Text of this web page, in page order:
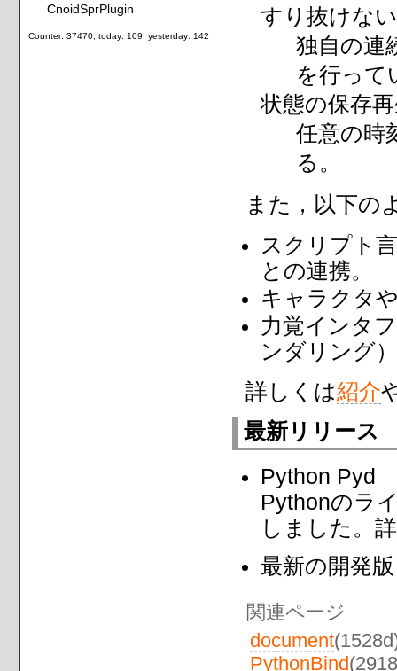
すり抜けな
独自の連
を行って
状態の保存
任意の時
る。
また，以下の
スクリプト
との連携。
キャラクタ
力覚インタ
ンダリング
詳しくは紹介
最新リリース
Python Pyd
Pythonのラ
しました。
最新の開発
関連ページ
document
PythonBind
CnoidSprPlugin
Counter: 37470, today: 109, yesterday: 142